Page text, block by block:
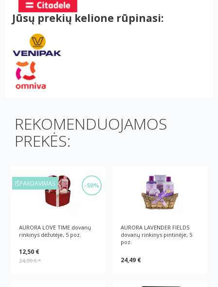
Jūsų prekių kelione rūpinasi:
REKOMENDUOJAMOS
PREKĖS:
-50%
IŠPARDAVIMAS
AURORA LOVE TIME dovanų
rinkinys dėžutėje, 5 poz.
12,50 €
24,99 €*
AURORA LAVENDER FIELDS
dovanų rinkinys pintinėje, 5
poz.
24,49 €